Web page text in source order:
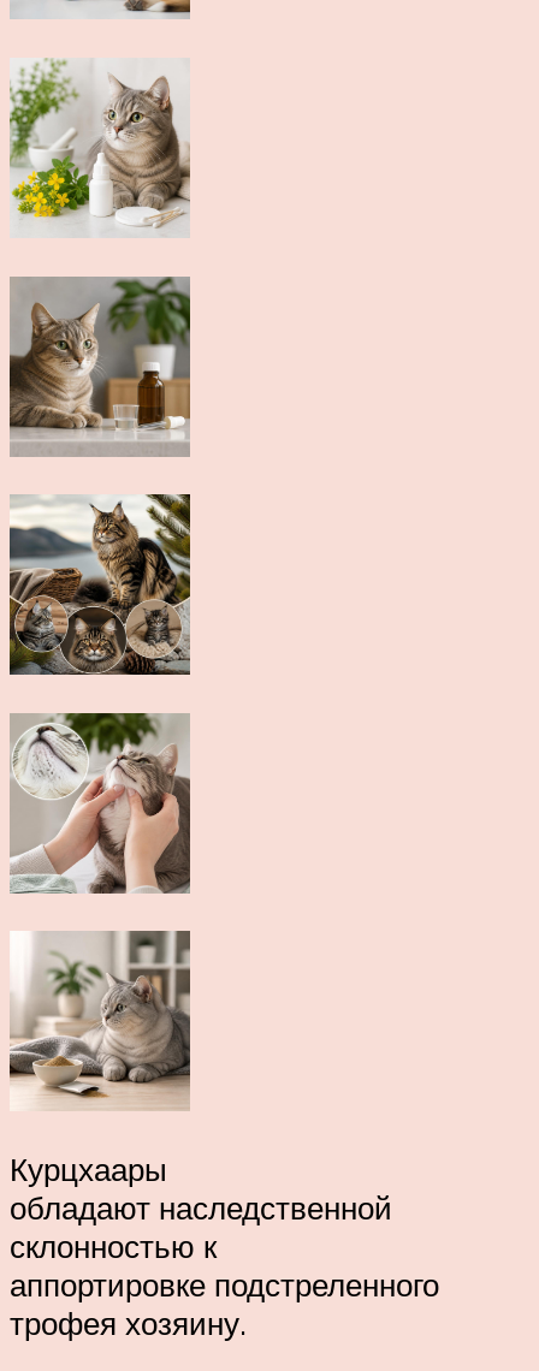
Курцхаары
обладают наследственной
склонностью к
аппортировке подстреленного
трофея хозяину.